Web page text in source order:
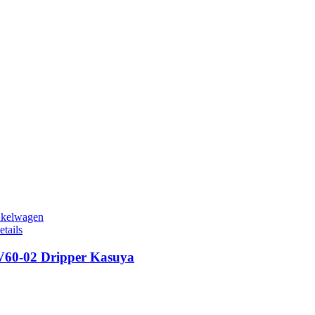
02 Dripper Kasuya